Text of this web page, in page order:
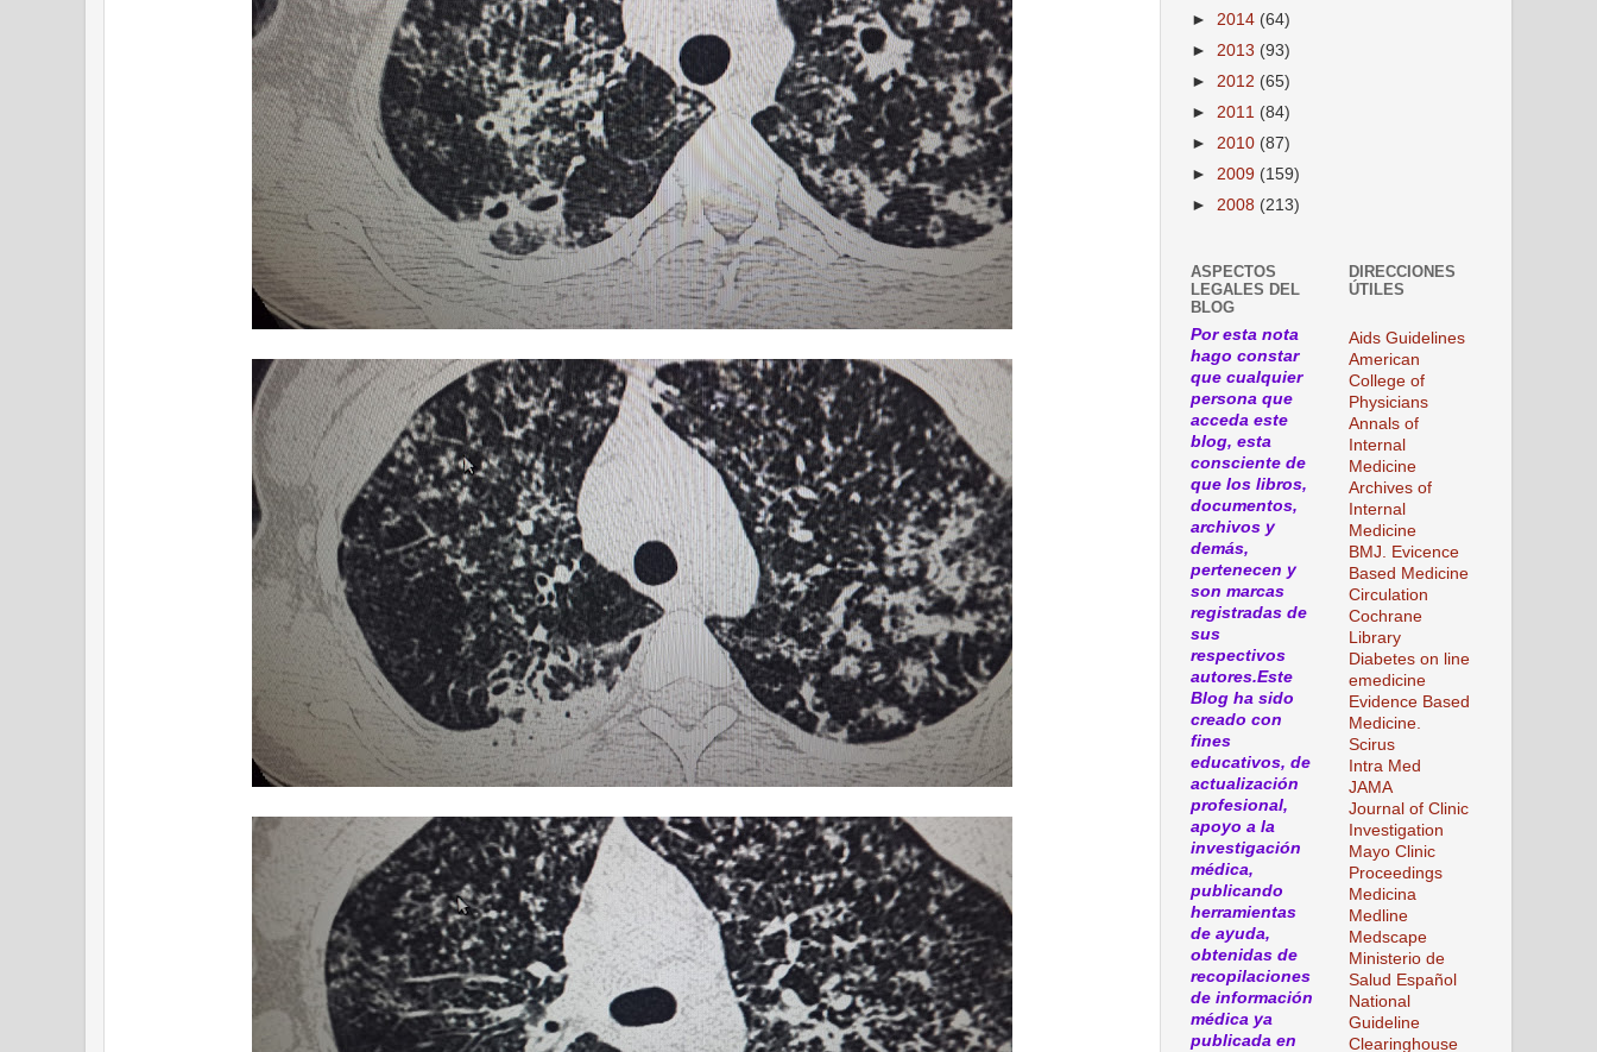
► 2014 (64)
► 2013 (93)
► 2012 (65)
► 2011 (84)
► 2010 (87)
► 2009 (159)
► 2008 (213)
ASPECTOS
LEGALES DEL
BLOG
Por esta nota
hago constar
que cualquier
persona que
acceda este
blog, esta
consciente de
que los libros,
documentos,
archivos y
demás,
pertenecen y
son marcas
registradas de
sus
respectivos
autores.Este
Blog ha sido
creado con
fines
educativos, de
actualización
profesional,
apoyo a la
investigación
médica,
publicando
herramientas
de ayuda,
obtenidas de
recopilaciones
de información
médica ya
publicada en
DIRECCIONES
ÚTILES
Aids Guidelines
American
College of
Physicians
Annals of
Internal
Medicine
Archives of
Internal
Medicine
BMJ. Evicence
Based Medicine
Circulation
Cochrane
Library
Diabetes on line
emedicine
Evidence Based
Medicine.
Scirus
Intra Med
JAMA
Journal of Clinic
Investigation
Mayo Clinic
Proceedings
Medicina
Medline
Medscape
Ministerio de
Salud Español
National
Guideline
Clearinghouse